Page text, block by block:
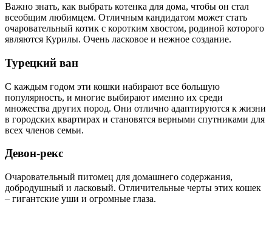
Важно знать, как выбрать котенка для дома, чтобы он стал
всеобщим любимцем. Отличным кандидатом может стать
очаровательный котик с коротким хвостом, родиной которого
являются Курилы. Очень ласковое и нежное создание.
Турецкий ван
С каждым годом эти кошки набирают все большую
популярность, и многие выбирают именно их среди
множества других пород. Они отлично адаптируются к жизни
в городских квартирах и становятся верными спутниками для
всех членов семьи.
Девон-рекс
Очаровательный питомец для домашнего содержания,
добродушный и ласковый. Отличительные черты этих кошек
– гигантские уши и огромные глаза.